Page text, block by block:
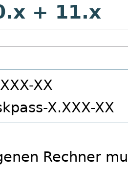
+ 11.x
XX
X.XXX-XX
Rechner